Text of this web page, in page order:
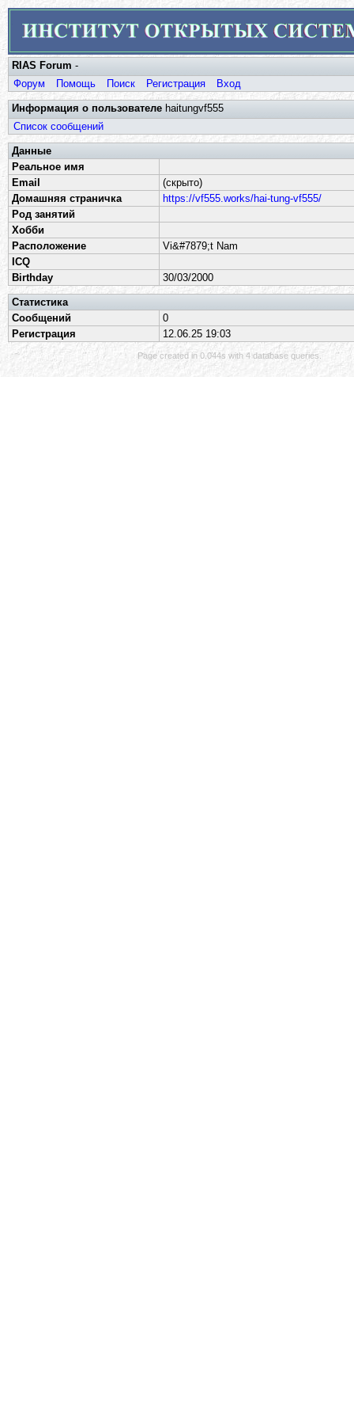
RIAS Forum -
Форум
Помощь Поиск Регистрация Вход
Информация о пользователе haitungvf555
Список сообщений
Данные
Реальное имя
Email
(скрыто)
Домашняя страничка
https://vf555.works/hai-tung-vf555/
Род занятий
Хобби
Расположение
Vi&#7879;t Nam
ICQ
Birthday
30/03/2000
Статистика
Сообщений
0
Регистрация
12.06.25 19:03
Page created in 0.044s with 4 database queries.